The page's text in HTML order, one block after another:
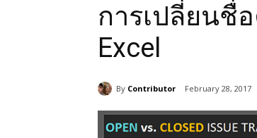
การเปลี่ยนชื่
Excel
By Contributor February 28, 2017